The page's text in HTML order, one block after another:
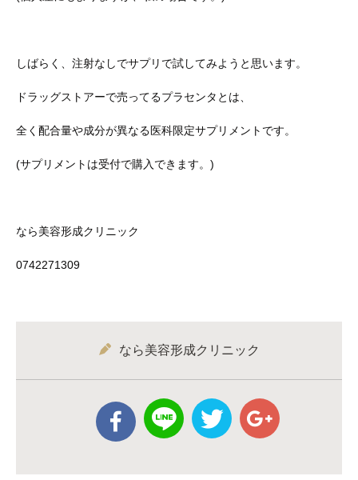
しばらく、注射なしでサプリで試してみようと思います。
ドラッグストアーで売ってるプラセンタとは、
全く配合量や成分が異なる医科限定サプリメントです。
(サプリメントは受付で購入できます。)
なら美容形成クリニック
0742271309
なら美容形成クリニック